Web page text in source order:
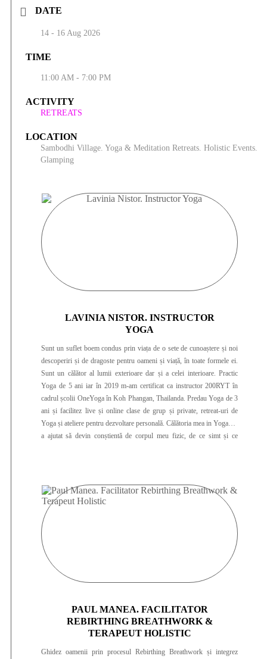
cu părțile pentru a sprijini oamenii să se reconecteze la sinele autentic
DATE
14 - 16 Aug 2026
TIME
11:00 AM - 7:00 PM
ACTIVITY
RETREATS
LOCATION
Sambodhi Village. Yoga & Meditation Retreats. Holistic Events.
Glamping
LAVINIA NISTOR. INSTRUCTOR
YOGA
Sunt un suflet boem condus prin viața de o sete de cunoaștere și noi
descoperiri și de dragoste pentru oameni și viață, în toate formele ei.
Sunt un călător al lumii exterioare dar și a celei interioare. Practic
Yoga de 5 ani iar în 2019 m-am certificat ca instructor 200RYT în
cadrul școlii OneYoga în Koh Phangan, Thailanda. Predau Yoga de 3
ani și facilitez live și online clase de grup și private, retreat-uri de
Yoga și ateliere pentru dezvoltare personală. Călătoria mea in Yoga m-
a ajutat să devin conștientă de corpul meu fizic, de ce simt și ce
cu tine și cu toată lumea.
PAUL MANEA. FACILITATOR
REBIRTHING BREATHWORK &
TERAPEUT HOLISTIC
Ghidez oamenii prin procesul Rebirthing Breathwork și integrez